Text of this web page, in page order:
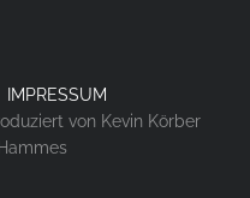
IMPRESSUM
von Kevin Körber